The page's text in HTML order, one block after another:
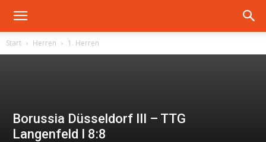
Start Herren 1. Herren
Borussia Düsseldorf III – TTG
Langenfeld I 8:8